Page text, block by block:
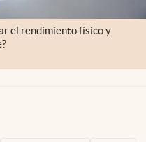
el rendimiento físico y